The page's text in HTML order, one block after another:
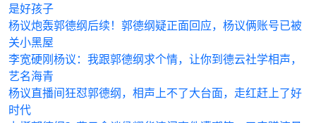
是好孩子
杨议炮轰郭德纲后续！郭德纲疑正面回应，杨议俩账号已被
关小黑屋
李宽硬刚杨议：我跟郭德纲求个情，让你到德云社学相声，
艺名海青
杨议直播间狂怼郭德纲，相声上不了大台面，走红赶上了好
时代